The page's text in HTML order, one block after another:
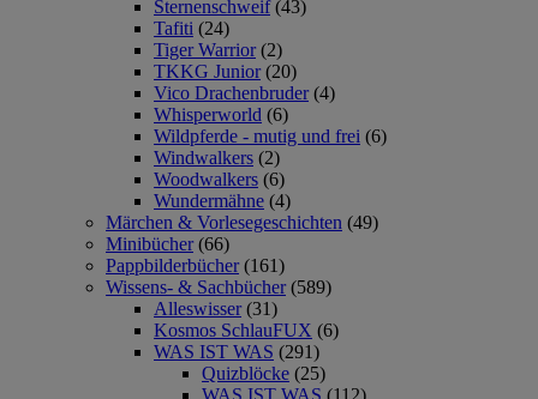
Sternenschweif (43)
Tafiti (24)
Tiger Warrior (2)
TKKG Junior (20)
Vico Drachenbruder (4)
Whisperworld (6)
Wildpferde - mutig und frei (6)
Windwalkers (2)
Woodwalkers (6)
Wundermähne (4)
Märchen & Vorlesegeschichten (49)
Minibücher (66)
Pappbilderbücher (161)
Wissens- & Sachbücher (589)
Alleswisser (31)
Kosmos SchlauFUX (6)
WAS IST WAS (291)
Quizblöcke (25)
WAS IST WAS (112)